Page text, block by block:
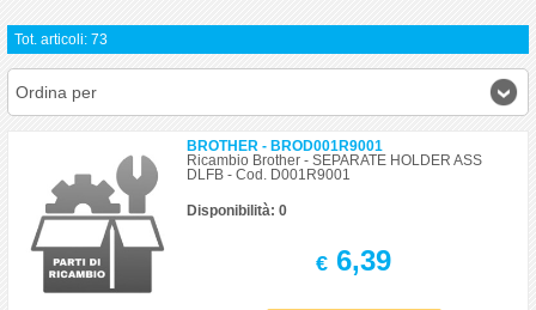
Tot. articoli: 73
Ordina per
BROTHER - BROD001R9001
Ricambio Brother - SEPARATE HOLDER ASS
DLFB - Cod. D001R9001
Disponibilità: 0
€ 6,39